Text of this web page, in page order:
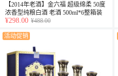
【2014年老酒】金六福 超级绵柔 50度
浓香型纯粮白酒 老酒 500ml*6整箱装
¥298.00 ¥488.00
活动促销